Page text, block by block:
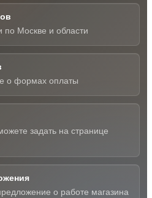
по Москве и области
о формах оплаты
задать на странице
о работе магазина